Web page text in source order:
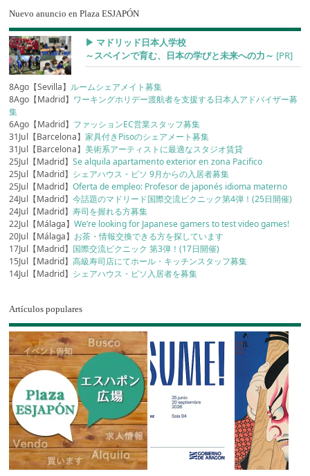
Nuevo anuncio en Plaza ESJAPÓN
▶︎ マドリッド日本人学校
～スペインで育む、日本の学びと未来への力～ [PR]
8Ago【Sevilla】 ルームシェアメイト募集
8Ago【Madrid】 ワーキングホリデー渡航者を支援する日本人アドバイザー募
集
6Ago【Madrid】 ファッションEC営業スタッフ募集
31Jul【Barcelona】家具付きPisoのシェアメート募集
31Jul【Barcelona】美術系アーティストに最適なスタジオ賃貸
25Jul【Madrid】Se alquila apartamento exterior en zona Pacifico
25Jul【Madrid】 シェアハウス・ピソ 9月からの入居者募集
25Jul【Madrid】Oferta de empleo: Profesor de japonés idioma materno
24Jul【Madrid】今話題のマドリード国際交流ピクニック第4弾！(25日開催)
24Jul【Madrid】寿司を握れる方募集
22Jul【Málaga】We’re looking for Japanese gamers to test video games!
20Jul【Málaga】 お茶・情報交換できる方を探しています
17Jul【Madrid】 国際交流ピクニック 第3弾！(17日開催)
15Jul【Madrid】高級寿司店にてホール・キッチンスタッフ募集
14Jul【Madrid】 シェアハウス・ピソ入居者を募集
Artículos populares